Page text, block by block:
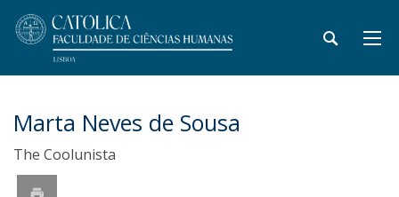
Marta Neves de Sousa
The Coolunista